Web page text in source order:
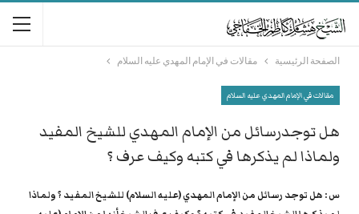
الصفحة الرئيسية مقالات في الإمام المهدي عليه السلام
مقالات في الإمام المهدي عليه السلام
هل توجدرسائل من الإمام المهدي للشيخ المفيد
ولماذا لم يذكرها في كتبه وكيف عرف ؟
س : هل توجد رسائل من الإمام المهدي (عليه السلام) للشيخ المفيد ؟ ولماذا